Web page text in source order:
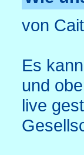
von
Es
und
live